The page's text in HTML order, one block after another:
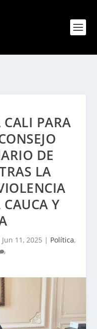
CALI PARA
DE
LA
Y
Jun 11, 2025 | Política,